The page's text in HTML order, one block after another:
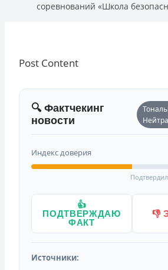
соревнований «Школа
Post Content
🔍 Фактчекинг
новости
Индекс доверия
👍
ПОДТВЕРЖДАЮ
ФАКТ
👎
Источники: